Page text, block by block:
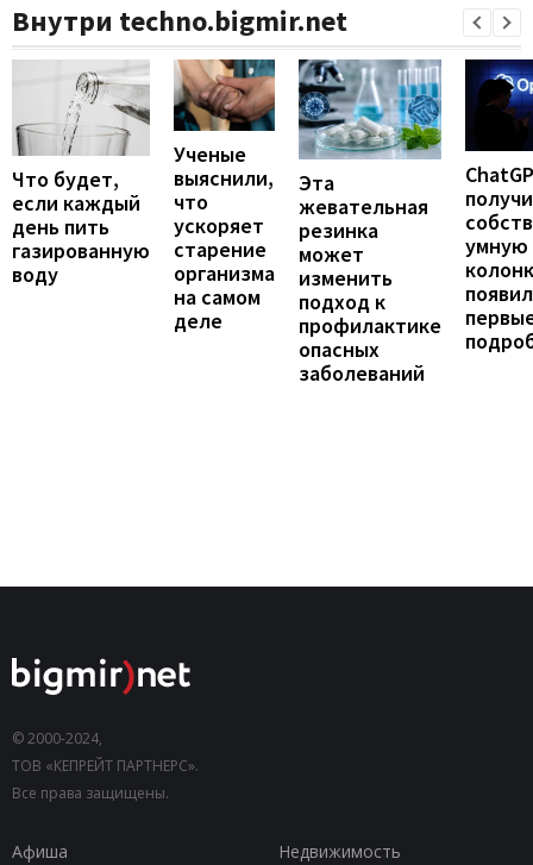
Внутри techno.bigmir.net
Что будет,
если каждый
день пить
газированную
воду
Ученые
выяснили,
что
ускоряет
старение
организма
на самом
деле
Эта
жевательная
резинка
может
изменить
подход к
профилактике
опасных
заболеваний
умную
© 2000-2024,
ТОВ «КЕПРЕЙТ ПАРТНЕРС».
Все права защищены.
Афиша
Недвижимость